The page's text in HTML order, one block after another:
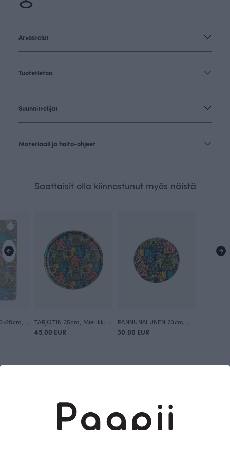
Arvostelut
Tuotetietoa
Suunnittelijat
Materiaali ja hoito-ohjeet
Saattaisit olla kiinnostunut myös näistä
45.00 EUR 30.00 EUR